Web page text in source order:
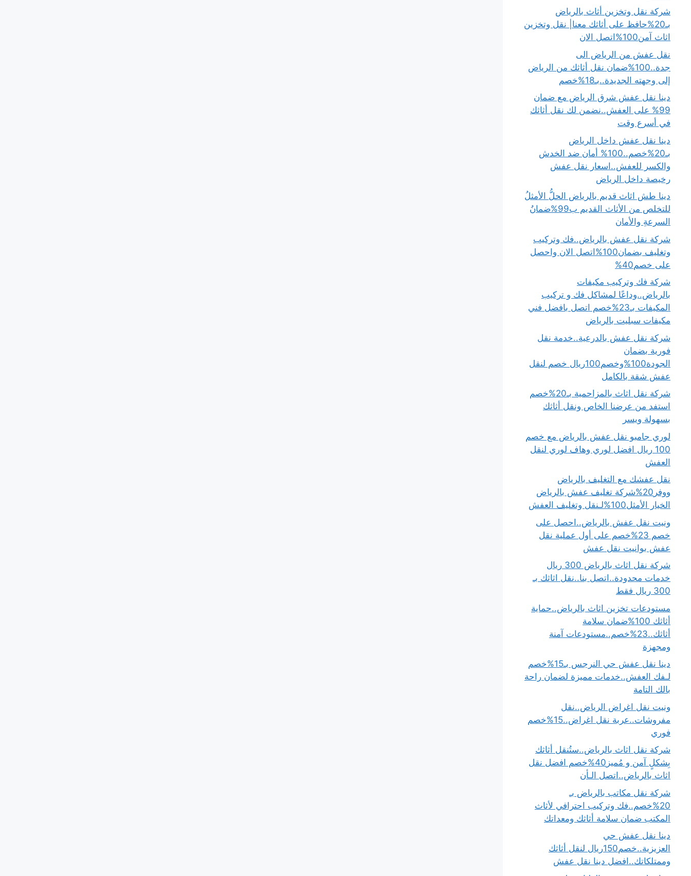
شركة نقل وتخزين أثاث بالرياض
بـ20%حافظ على أثاثك معنا| نقل وتخزين
اثاث آمن100%اتصل الان
نقل عفش من الرياض الى
جدة..100%ضمان نقل أثاثك من الرياض
إلى وجهته الجديدة..بـ18%خصم
دينا نقل عفش شرق الرياض مع ضمان
99% على العفش..نضمن لك نقل أثاثك
في أسرع وقت
دينا نقل عفش داخل الرياض
بـ20%خصم..100% أمان ضد الخدش
والكسر للعفش..اسعار نقل عفش
رخيصة داخل الرياض
دينا طش اثاث قديم بالرياض الحلُّ الأمثلُ
للتخلص من الأثاث القديم ب99%ضمانُ
السرعةِ والأمان
شركة نقل عفش بالرياض..فك وتركيب
وتغليف بضمان100%اتصل الان واحصل
على خصم40%
شركة فك وتركيب مكيفات
بالرياض..وداعًا لمشاكل فك و تركيب
المكيفات بـ23%خصم اتصل بافضل فني
مكيفات سبليت بالرياض
شركة نقل عفش بالدرعية..خدمة نقل
فورية بضمان
الجودة100%وخصم100ريال خصم لنقل
عفش شقة بالكامل
شركة نقل اثاث بالمزاحمية بـ20%خصم
استفد من عرضنا الخاص ونقل أثاثك
بسهولة ويسر
لوري جامبو نقل عفش بالرياض مع خصم
100 ريال افضل لوري وهاف لوري لنقل
العفش
نقل عفشك مع التغليف بالرياض
ووفر20%شركة تغليف عفش بالرياض
الخيار الأمثل100%لـنقل وتغليف العفش
ونيت نقل عفش بالرياض..احصل على
خصم 23%خصم على أول عملية نقل
عفش بوانيت نقل عفش
شركة نقل اثاث بالرياض 300 ريال
خدمات محدودة..اتصل بنا..نقل اثاثك بـ
300 ريال فقط
مستودعات تخزين اثاث بالرياض..حماية
أثاثك 100%ضمان سلامة
أثاثك..23%خصم..مستودعات آمنة
ومجهزة
دينا نقل عفش حي النرجس بـ15%خصم
لـفك العفش..خدمات مميزة لضمان راحة
بالك التامة
ونيت نقل اغراض الرياض..نقل
مفروشات..عربة نقل اغراض..15%خصم
فوري
شركة نقل اثاث بالرياض..ستُنقل أثاثك
بِشكلٍ آمن و مُميز40%خصم افضل نقل
اثاث بالرياض..اتصل الـأن
شركة نقل مكاتب بالرياض بـ
20%خصم..فك وتركيب احترافي لأثاث
المكتب ضمان سلامة أثاثك ومعداتك
دينا نقل عفش حي
العزيزية..خصم150ريال لنقل أثاثك
وممتلكاتك..افضل دينا نقل عفش